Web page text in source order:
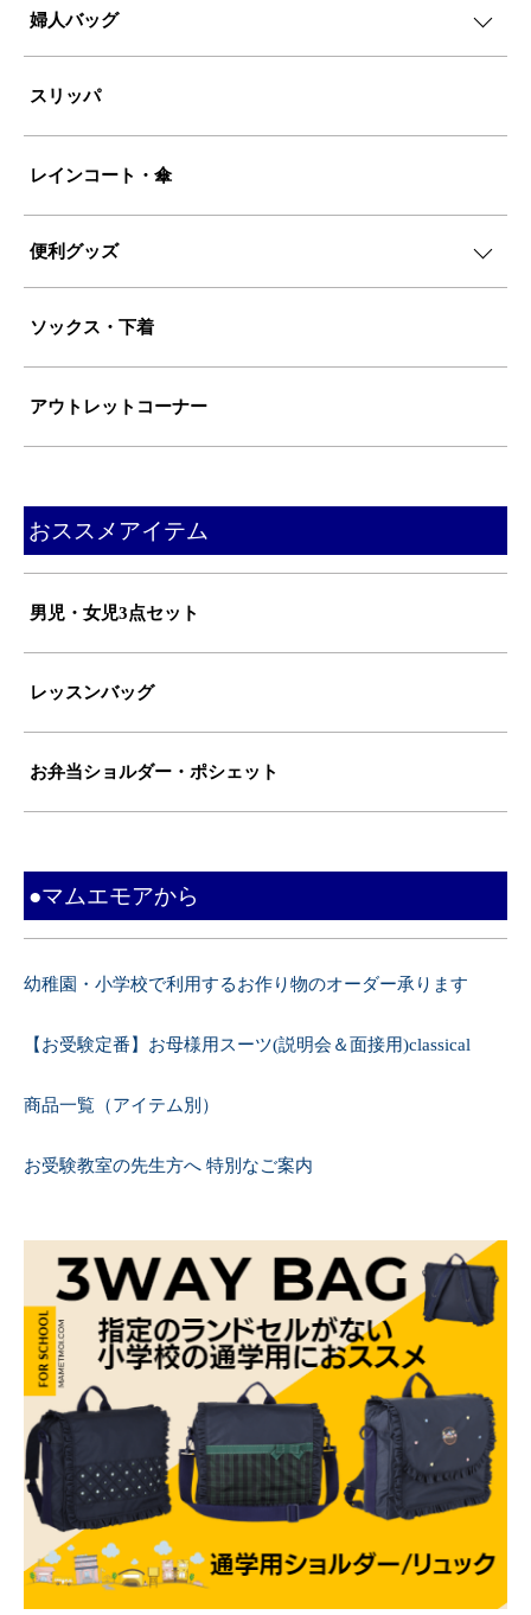
婦人バッグ
スリッパ
レインコート・傘
便利グッズ
ソックス・下着
アウトレットコーナー
おススメアイテム
男児・女児3点セット
レッスンバッグ
お弁当ショルダー・ポシェット
●マムエモアから
幼稚園・小学校で利用するお作り物のオーダー承ります
【お受験定番】お母様用スーツ(説明会＆面接用)classical
商品一覧（アイテム別）
お受験教室の先生方へ 特別なご案内